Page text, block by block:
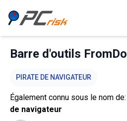
Barre d'outils
PIRATE DE NAVIGATEUR
Également connu sous le nom de:
de navigateur